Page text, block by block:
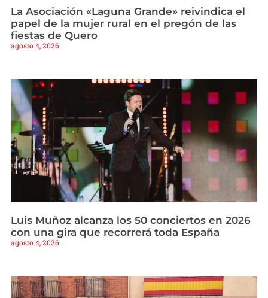
La Asociación «Laguna Grande» reivindica el
papel de la mujer rural en el pregón de las
fiestas de Quero
agosto 4, 2026
Luis Muñoz alcanza los 50 conciertos en 2026
con una gira que recorrerá toda España
agosto 4, 2026